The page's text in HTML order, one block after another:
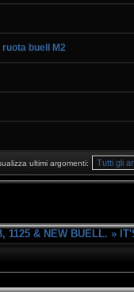
buell M2
ultimi argomenti:
1125 & NEW BUELL. »